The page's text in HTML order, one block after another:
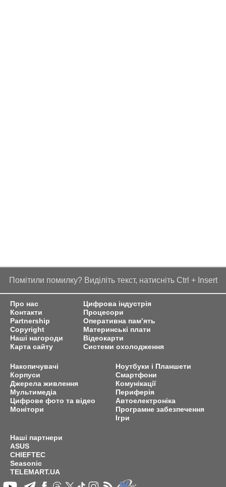
Помітили помилку? Виділіть текст, натисніть Ctrl + Insert
Про нас
Контакти
Partnership
Copyright
Наші нагороди
Карта сайту
Цифрова індустрія
Процесори
Оперативна пам’ять
Материнські плати
Відеокарти
Системи охолодження
Накопичувачі
Корпуси
Джерела живлення
Мультимедіа
Цифрове фото та відео
Монітори
Ноутбуки і Планшети
Смартфони
Комунікації
Периферія
Автоелектроніка
Програмне забезпечення
Ігри
Наші партнери
ASUS
CHIEFTEC
Seasonic
TELEMART.UA